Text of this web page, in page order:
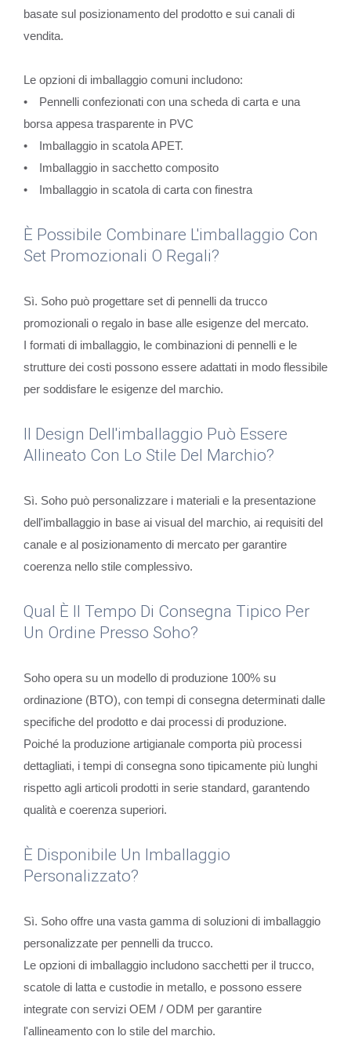
basate sul posizionamento del prodotto e sui canali di
vendita.
Le opzioni di imballaggio comuni includono:
• Pennelli confezionati con una scheda di carta e una
borsa appesa trasparente in PVC
• Imballaggio in scatola APET.
• Imballaggio in sacchetto composito
• Imballaggio in scatola di carta con finestra
È Possibile Combinare L'imballaggio Con
Set Promozionali O Regali?
Sì. Soho può progettare set di pennelli da trucco
promozionali o regalo in base alle esigenze del mercato.
I formati di imballaggio, le combinazioni di pennelli e le
strutture dei costi possono essere adattati in modo flessibile
per soddisfare le esigenze del marchio.
Il Design Dell'imballaggio Può Essere
Allineato Con Lo Stile Del Marchio?
Sì. Soho può personalizzare i materiali e la presentazione
dell'imballaggio in base ai visual del marchio, ai requisiti del
canale e al posizionamento di mercato per garantire
coerenza nello stile complessivo.
Qual È Il Tempo Di Consegna Tipico Per
Un Ordine Presso Soho?
Soho opera su un modello di produzione 100% su
ordinazione (BTO), con tempi di consegna determinati dalle
specifiche del prodotto e dai processi di produzione.
Poiché la produzione artigianale comporta più processi
dettagliati, i tempi di consegna sono tipicamente più lunghi
rispetto agli articoli prodotti in serie standard, garantendo
qualità e coerenza superiori.
È Disponibile Un Imballaggio
Personalizzato?
Sì. Soho offre una vasta gamma di soluzioni di imballaggio
personalizzate per pennelli da trucco.
Le opzioni di imballaggio includono sacchetti per il trucco,
scatole di latta e custodie in metallo, e possono essere
integrate con servizi OEM / ODM per garantire
l'allineamento con lo stile del marchio.